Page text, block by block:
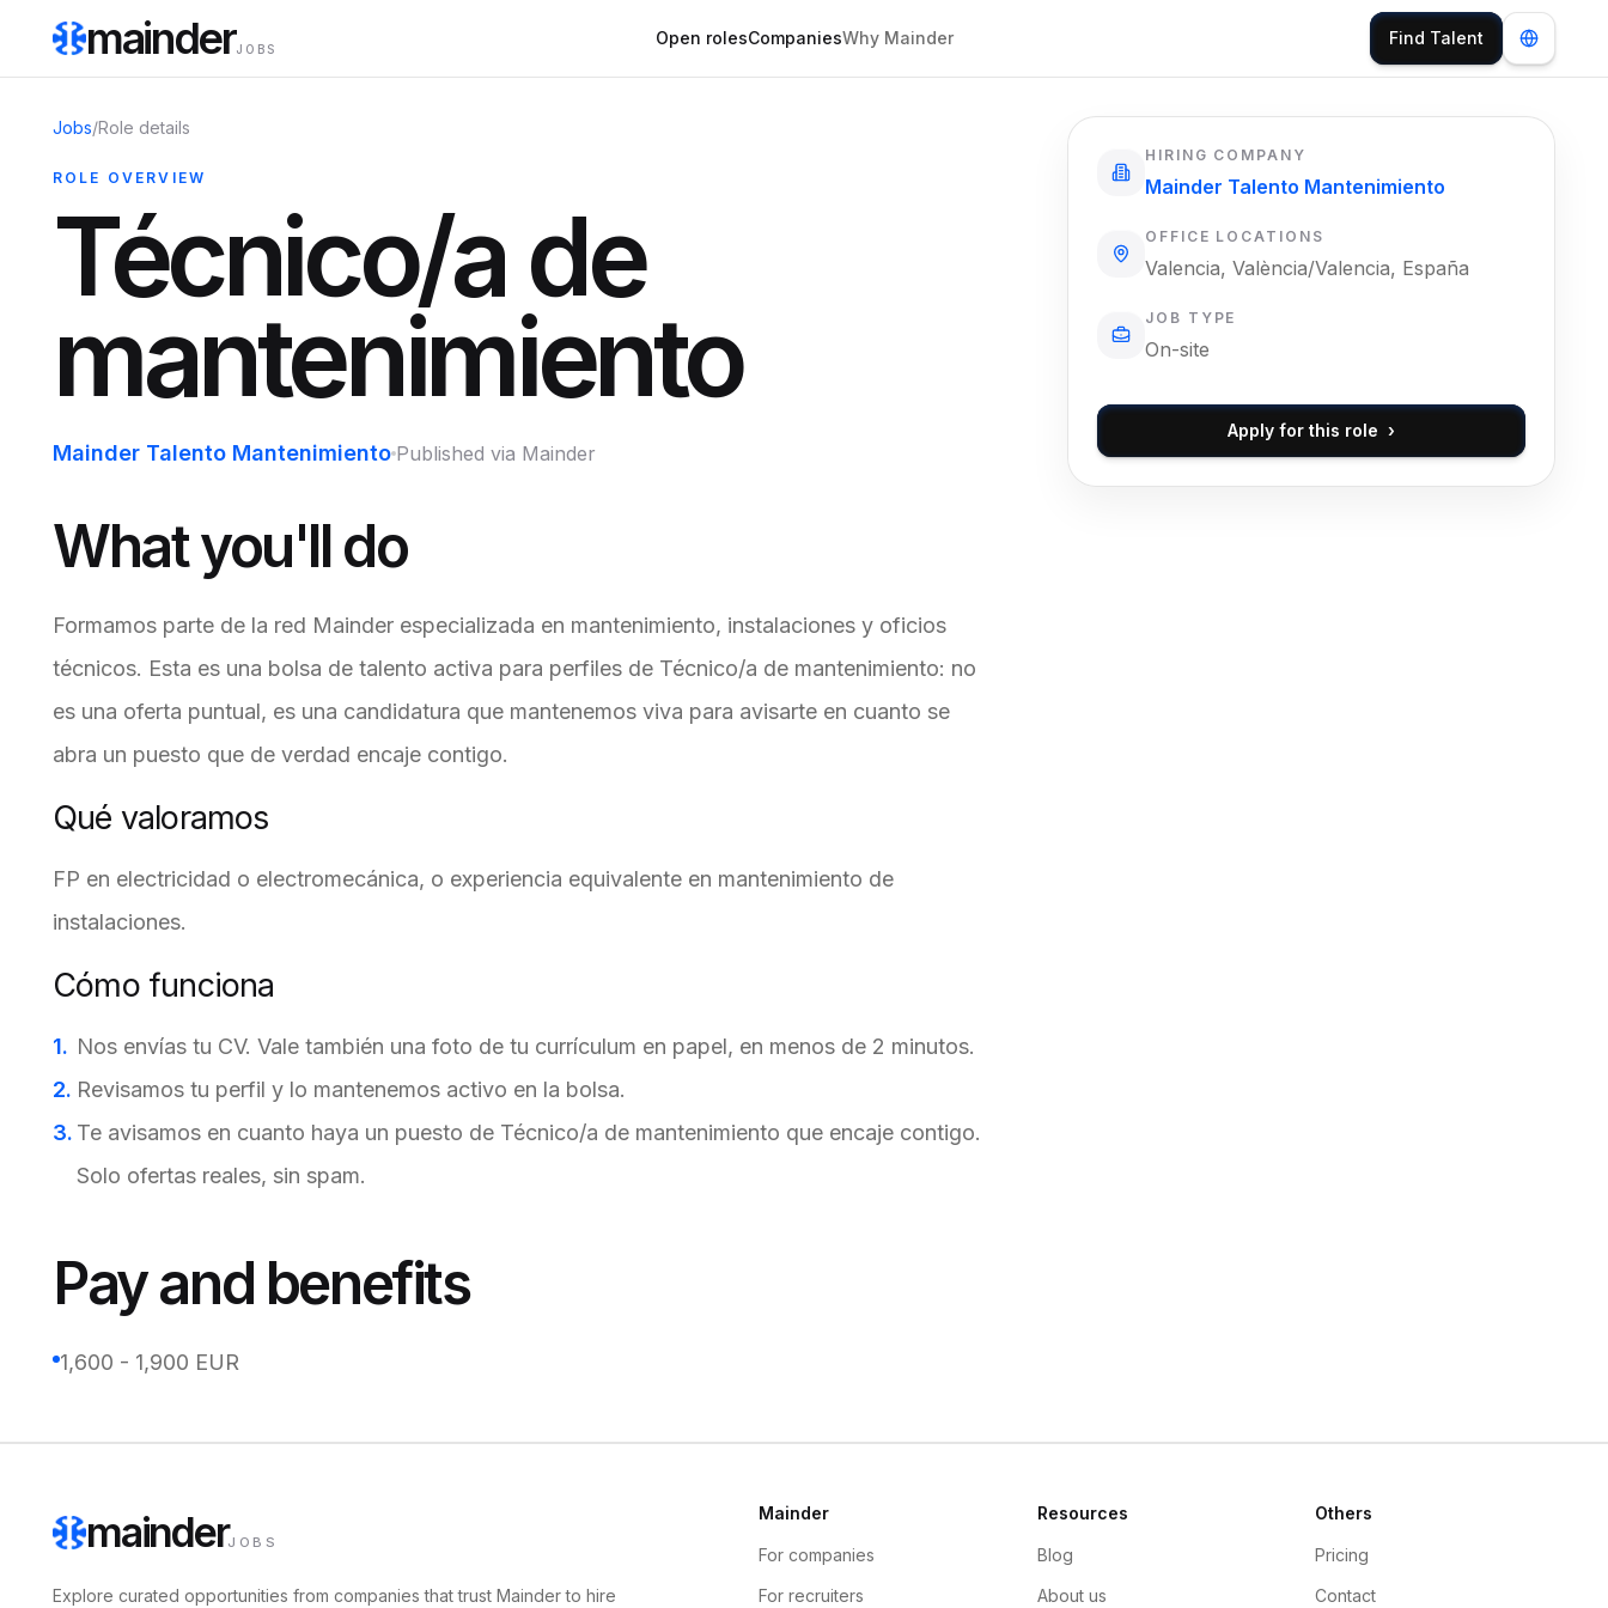
mainderJOBS
Open rolesCompaniesWhy Mainder Find Talent
Jobs/Role details
ROLE OVERVIEW
Técnico/a de
mantenimiento
Mainder Talento Mantenimiento Published via Mainder
What you'll do
Formamos parte de la red Mainder especializada en mantenimiento, instalaciones y oficios
técnicos. Esta es una bolsa de talento activa para perfiles de Técnico/a de mantenimiento: no
es una oferta puntual, es una candidatura que mantenemos viva para avisarte en cuanto se
abra un puesto que de verdad encaje contigo.
Qué valoramos
FP en electricidad o electromecánica, o experiencia equivalente en mantenimiento de
instalaciones.
Cómo funciona
Nos envías tu CV. Vale también una foto de tu currículum en papel, en menos de 2 minutos.
Revisamos tu perfil y lo mantenemos activo en la bolsa.
Te avisamos en cuanto haya un puesto de Técnico/a de mantenimiento que encaje contigo.
Solo ofertas reales, sin spam.
Pay and benefits
1,600 - 1,900 EUR
HIRING COMPANY
Mainder Talento Mantenimiento
OFFICE LOCATIONS
Valencia, València/Valencia, España
JOB TYPE
On-site
Apply for this role ›
mainderJOBS
Explore curated opportunities from companies that trust Mainder to hire
Mainder
For companies
For recruiters
Resources
Blog
About us
Others
Pricing
Contact